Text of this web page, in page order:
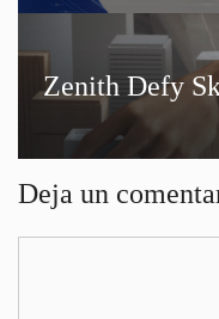
Zenith Defy
Deja un